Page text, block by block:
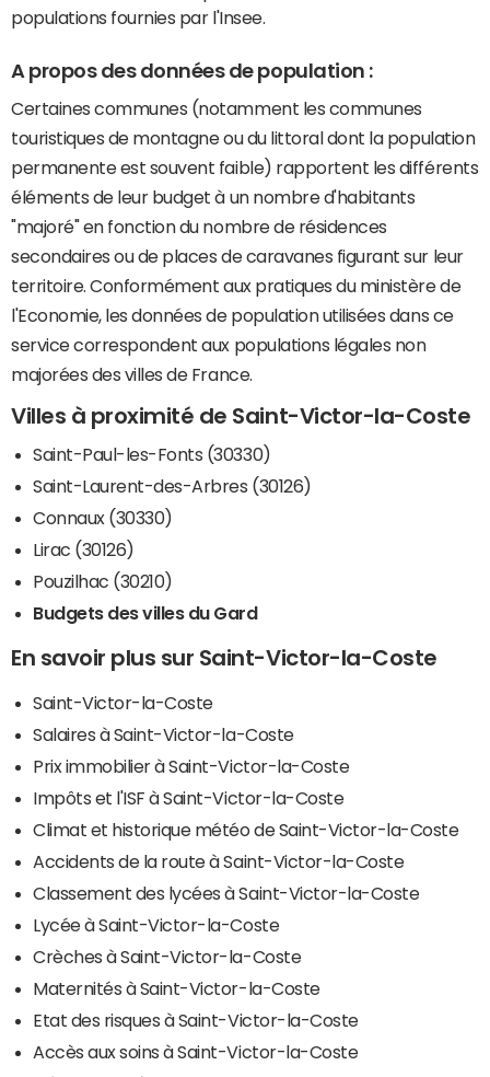
populations fournies par l'Insee.
A propos des données de population :
Certaines communes (notamment les communes
touristiques de montagne ou du littoral dont la population
permanente est souvent faible) rapportent les différents
éléments de leur budget à un nombre d'habitants
"majoré" en fonction du nombre de résidences
secondaires ou de places de caravanes figurant sur leur
territoire. Conformément aux pratiques du ministère de
l'Economie, les données de population utilisées dans ce
service correspondent aux populations légales non
majorées des villes de France.
Villes à proximité de Saint-Victor-la-Coste
Saint-Paul-les-Fonts (30330)
Saint-Laurent-des-Arbres (30126)
Connaux (30330)
Lirac (30126)
Pouzilhac (30210)
Budgets des villes du Gard
En savoir plus sur Saint-Victor-la-Coste
Saint-Victor-la-Coste
Salaires à Saint-Victor-la-Coste
Prix immobilier à Saint-Victor-la-Coste
Impôts et l'ISF à Saint-Victor-la-Coste
Climat et historique météo de Saint-Victor-la-Coste
Accidents de la route à Saint-Victor-la-Coste
Classement des lycées à Saint-Victor-la-Coste
Lycée à Saint-Victor-la-Coste
Crèches à Saint-Victor-la-Coste
Maternités à Saint-Victor-la-Coste
Etat des risques à Saint-Victor-la-Coste
Accès aux soins à Saint-Victor-la-Coste